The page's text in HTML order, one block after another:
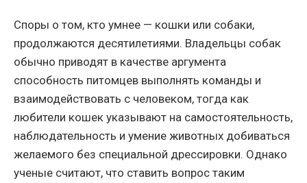
Споры о том, кто умнее — кошки или собаки,
продолжаются десятилетиями. Владельцы собак
обычно приводят в качестве аргумента
способность питомцев выполнять команды и
взаимодействовать с человеком, тогда как
любители кошек указывают на самостоятельность,
наблюдательность и умение животных добиваться
желаемого без специальной дрессировки. Однако
ученые считают, что ставить вопрос таким